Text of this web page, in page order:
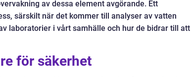
av dessa element avgörande. Ett
särskilt när det kommer till analyser av vatten
laboratorier i vårt samhälle och hur de bidrar till att
för säkerhet